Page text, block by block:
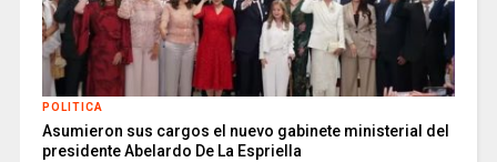
POLITICA
Asumieron sus cargos el nuevo gabinete ministerial del
presidente Abelardo De La Espriella